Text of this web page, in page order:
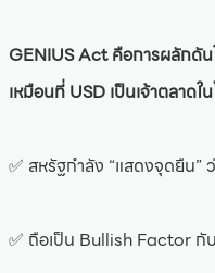
GENIUS Act คือการผลักดั
เหมือนที่ USD เป็นเจ้าตลาดใ
✅ สหรัฐกำลัง “แสดงจุดยืน
✅ ถือเป็น Bullish Factor กั